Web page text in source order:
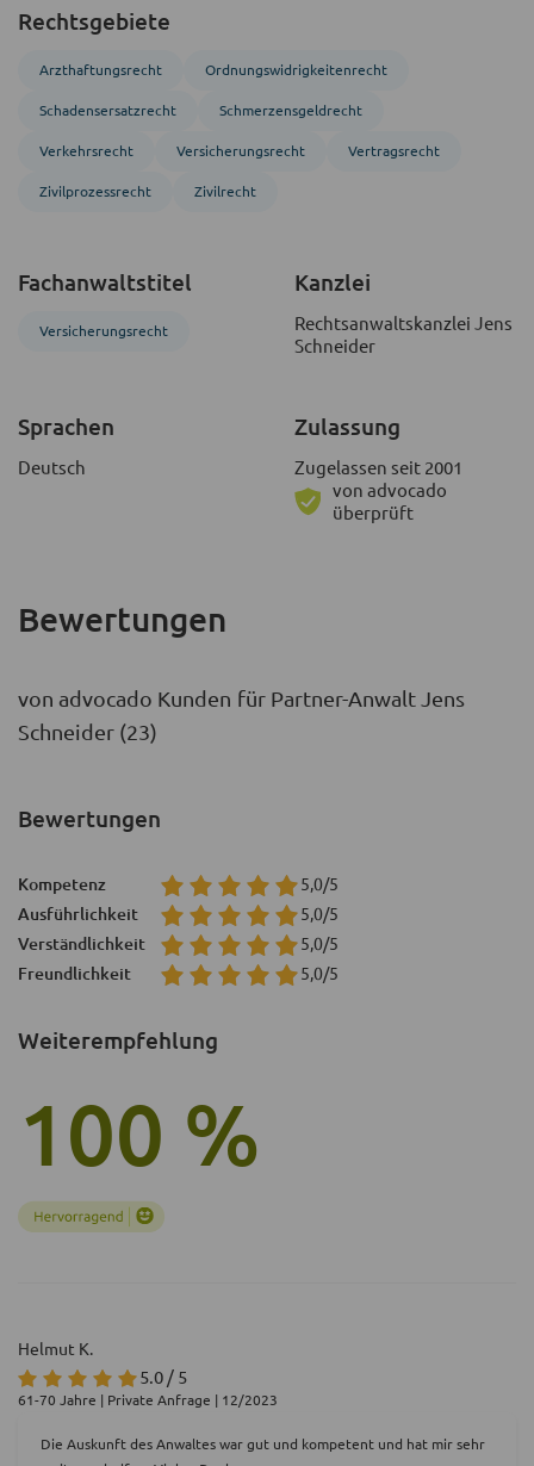
Rechtsgebiete
Arzthaftungsrecht Ordnungs­widrigkeitenrecht
Schadensersatzrecht Schmerzensgeldrecht
Verkehrsrecht Versicherungsrecht Vertragsrecht
Zivil­prozess­recht Zivil­recht
Fachanwaltstitel
Versicherungsrecht
Kanzlei
Rechtsanwaltskanzlei Jens
Schneider
Sprachen
Deutsch
Zulassung
Zugelassen seit 2001
von advocado
überprüft
Bewertungen
von advocado Kunden für Partner-Anwalt Jens
Schneider (23)
Weiterempfehlung
100 %
Bewertungen
Kompetenz 5,0/5
Ausführlichkeit 5,0/5
Verständlichkeit 5,0/5
Freundlichkeit 5,0/5
Helmut K.
5.0 / 5
61-70 Jahre | Private Anfrage | 12/2023
Die Auskunft des Anwaltes war gut und kompetent und hat mir sehr